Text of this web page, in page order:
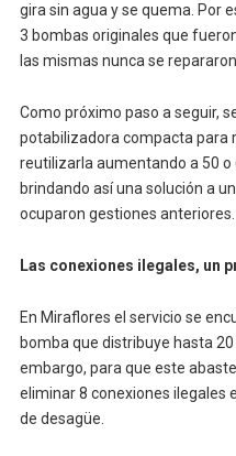
gira sin agua y se quema. Por
3 bombas originales que
las mismas nunca se repararon.
Como próximo paso a seguir,
potabilizadora compacta para
reutilizarla aumentando a 50
brindando así una solución a
ocuparon gestiones anteriores.
Las conexiones ilegales, un
En Miraflores el servicio se
bomba que distribuye hasta
embargo, para que este
eliminar 8 conexiones ilegales
de desagüe.